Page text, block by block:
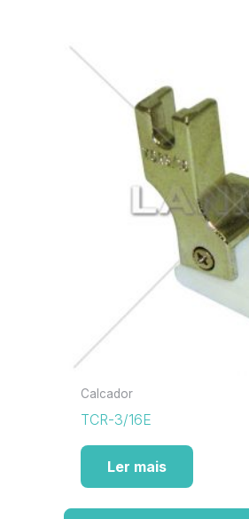
Calcador
TCR-3/16E
Ler mais